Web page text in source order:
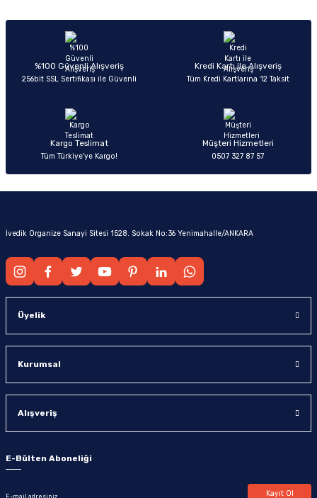
%100 Güvenli Alışveriş
256bit SSL Sertifikası ile Güvenli
Kredi Kartı ile Alışveriş
Tüm Kredi Kartlarına 12 Taksit
Kargo Teslimat
Tüm Türkiye’ye Kargo!
Müşteri Hizmetleri
0507 327 87 57
İvedik Organize Sanayi Sitesi 1528. Sokak No:36 Yenimahalle/ANKARA
Üyelik
Kurumsal
Alışveriş
E-Bülten Aboneliği
Kayıt Ol